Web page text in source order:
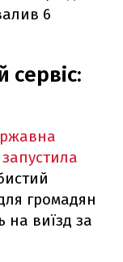
6
громадян
на виїзд за